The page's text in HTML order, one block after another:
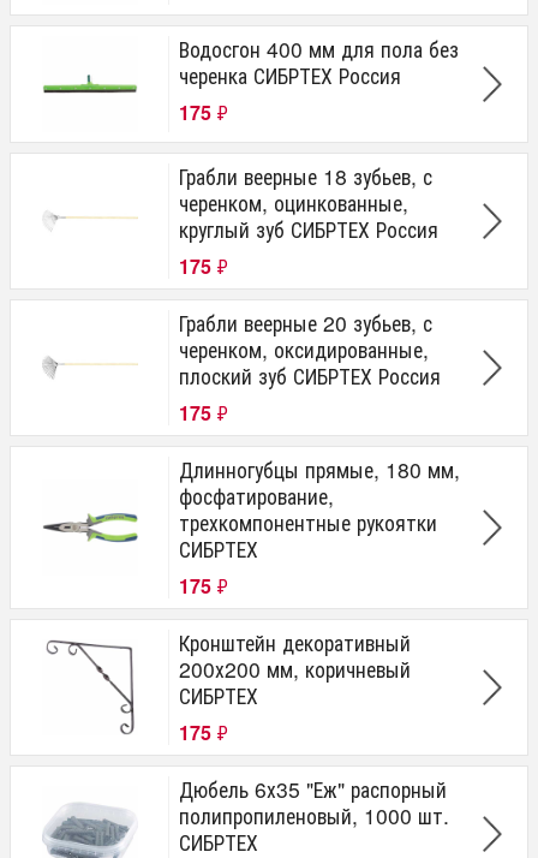
Водосгон 400 мм для пола без
черенка СИБРТЕХ Россия
175 ₽
Грабли веерные 18 зубьев, с
черенком, оцинкованные,
круглый зуб СИБРТЕХ Россия
175 ₽
Грабли веерные 20 зубьев, с
черенком, оксидированные,
плоский зуб СИБРТЕХ Россия
175 ₽
Длинногубцы прямые, 180 мм,
фосфатирование,
трехкомпонентные рукоятки
СИБРТЕХ
175 ₽
Кронштейн декоративный
200х200 мм, коричневый
СИБРТЕХ
175 ₽
Дюбель 6х35 "Еж" распорный
полипропиленовый, 1000 шт.
СИБРТЕХ